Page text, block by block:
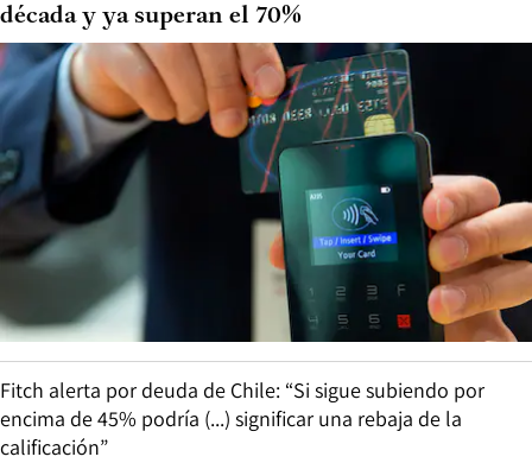
década y ya superan el 70%
Fitch alerta por deuda de Chile: “Si sigue subiendo por
encima de 45% podría (...) significar una rebaja de la
calificación”